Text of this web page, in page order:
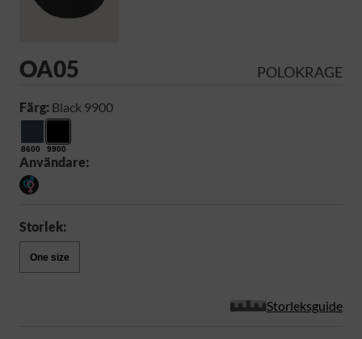
OA05 POLOKRAGE
Färg: Black 9900
8600 9900
Användare:
Storlek:
One size
Storleksguide